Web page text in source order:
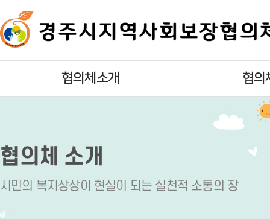
협의체소개
개요
목적 및 기능
협의
대표협
실무협
협의체 소개
시민의 복지상상이 현실이 되는 실천적 소통의 장